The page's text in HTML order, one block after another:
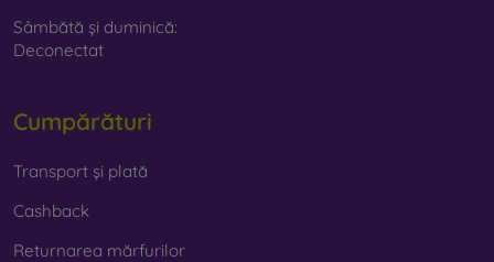
Sâmbătă și duminică:
Deconectat
Cumpărături
Transport și plată
Cashback
Returnarea mărfurilor